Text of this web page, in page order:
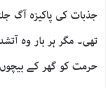
جذبات کی پاکیزہ آگ
تھی۔ مگر ہر بار وہ
حرمت کو گھر کے بیچوں